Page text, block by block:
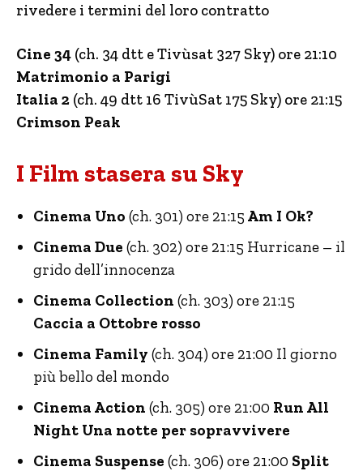
rivedere i termini del loro contratto
Cine 34 (ch. 34 dtt e Tivùsat 327 Sky) ore 21:10
Matrimonio a Parigi
Italia 2 (ch. 49 dtt 16 TivùSat 175 Sky) ore 21:15
Crimson Peak
I Film stasera su Sky
Cinema Uno (ch. 301) ore 21:15 Am I Ok?
Cinema Due (ch. 302) ore 21:15 Hurricane – il
grido dell’innocenza
Cinema Collection (ch. 303) ore 21:15
Caccia a Ottobre rosso
Cinema Family (ch. 304) ore 21:00 Il giorno
più bello del mondo
Cinema Action (ch. 305) ore 21:00 Run All
Night Una notte per sopravvivere
Cinema Suspense (ch. 306) ore 21:00 Split